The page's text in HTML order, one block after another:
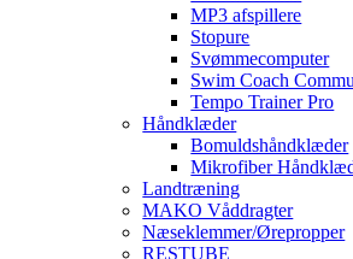
MP3 afspillere
Stopure
Svømmecomputer
Swim Coach
Tempo Trainer Pro
Håndklæder
Bomuldshåndklæder
Mikrofiber
Landtræning
MAKO Våddragter
Næseklemmer/Ørepropper
RESTUBE